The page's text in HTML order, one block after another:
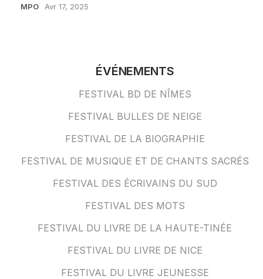
MPO Avr 17, 2025
ÉVÉNEMENTS
FESTIVAL BD DE NÎMES
FESTIVAL BULLES DE NEIGE
FESTIVAL DE LA BIOGRAPHIE
FESTIVAL DE MUSIQUE ET DE CHANTS SACRÉS
FESTIVAL DES ÉCRIVAINS DU SUD
FESTIVAL DES MOTS
FESTIVAL DU LIVRE DE LA HAUTE-TINÉE
FESTIVAL DU LIVRE DE NICE
FESTIVAL DU LIVRE JEUNESSE